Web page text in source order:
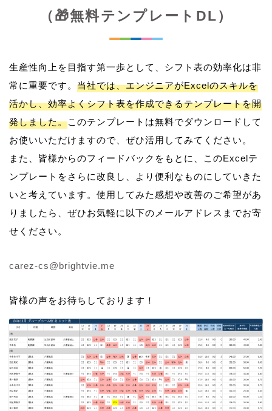
（🎁無料テンプレートDL）
生産性向上を目指す第一歩として、シフト表の効率化は非
常に重要です。 当社では、エンジニアがExcelのスキルを
活かし、効率よくシフト表を作成できるテンプレートを開
発しました。このテンプレートは無料でダウンロードして
お使いいただけますので、ぜひ活用してみてください。
また、皆様からのフィードバックをもとに、このExcelテ
ンプレートをさらに改良し、より便利なものにしていきた
いと考えています。使用してみた感想や改善のご希望があ
りましたら、ぜひお気軽に以下のメールアドレスまでお寄
せください。
carez-cs@brightvie.me
皆様の声をお待ちしております！